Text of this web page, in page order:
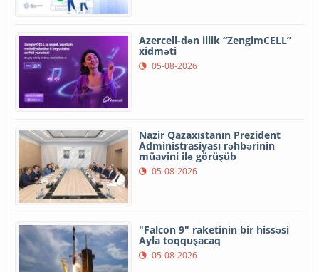
Azercell-dən illik “ZengimCELL”
xidməti
05-08-2026
Nazir Qazaxıstanın Prezident
Administrasiyası rəhbərinin
müavini ilə görüşüb
05-08-2026
"Falcon 9" raketinin bir hissəsi
Ayla toqquşacaq
05-08-2026